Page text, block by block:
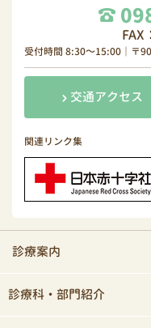
FAX
受付時間 8:30～15:00｜〒
交通アクセス
関連リンク集
診療案内
診療科・部門紹介